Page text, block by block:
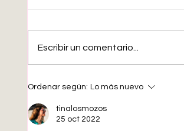
Decisiones, identidad,
recomendaciones de
novelas sobre la mente
Escribir un comentario...
Ordenar según: Lo más nuevo
tinalosmozos
25 oct 2022